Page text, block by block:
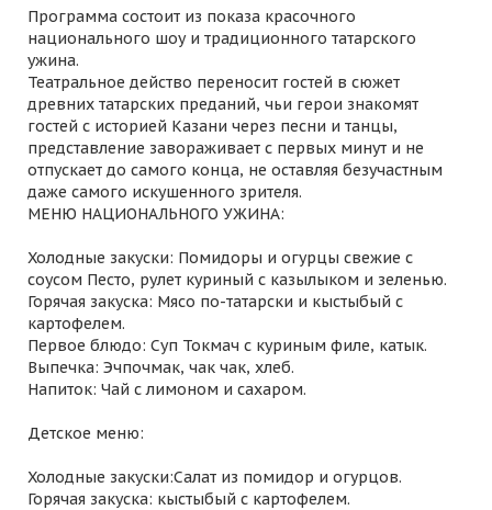
Программа состоит из показа красочного
национального шоу и традиционного татарского
ужина.
Театральное действо переносит гостей в сюжет
древних татарских преданий, чьи герои знакомят
гостей с историей Казани через песни и танцы,
представление завораживает с первых минут и не
отпускает до самого конца, не оставляя безучастным
даже самого искушенного зрителя.
МЕНЮ НАЦИОНАЛЬНОГО УЖИНА:
Холодные закуски: Помидоры и огурцы свежие с
соусом Песто, рулет куриный с казылыком и зеленью.
Горячая закуска: Мясо по-татарски и кыстыбый с
картофелем.
Первое блюдо: Суп Токмач с куриным филе, катык.
Выпечка: Эчпочмак, чак чак, хлеб.
Напиток: Чай с лимоном и сахаром.
Детское меню:
Холодные закуски:Салат из помидор и огурцов.
Горячая закуска: кыстыбый с картофелем.